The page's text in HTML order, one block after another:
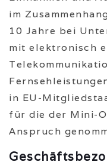
im
10 Jahre bei
mit elektronisch
in EU-
für die der Mini-
Anspruch